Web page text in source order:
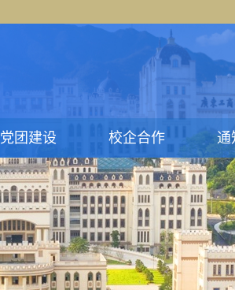
党团建设 校企合作 通